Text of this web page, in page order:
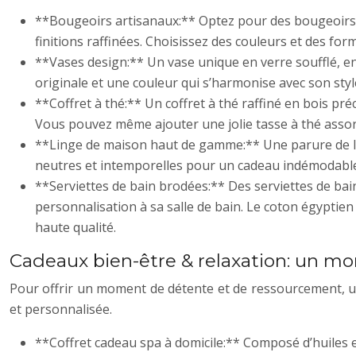
**Bougeoirs artisanaux:** Optez pour des bougeoirs
finitions raffinées. Choisissez des couleurs et des
**Vases design:** Un vase unique en verre soufflé,
originale et une couleur qui s’harmonise avec son
**Coffret à thé:** Un coffret à thé raffiné en bois
Vous pouvez même ajouter une jolie tasse à thé
**Linge de maison haut de gamme:** Une parure de
neutres et intemporelles pour un cadeau
**Serviettes de bain brodées:** Des serviettes de
personnalisation à sa salle de bain. Le coton
haute qualité.
Cadeaux bien-être & relaxation: un
Pour offrir un moment de détente et de ressourcement,
et personnalisée.
**Coffret cadeau spa à domicile:** Composé